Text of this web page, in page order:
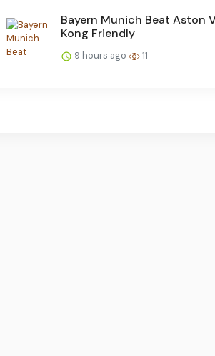
Bayern Munich Beat Aston
Kong Friendly
9 hours ago 11